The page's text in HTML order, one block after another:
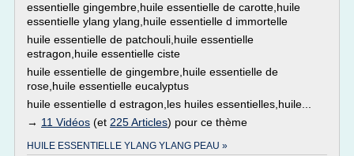
essentielle gingembre,huile essentielle de carotte,huile
essentielle ylang ylang,huile essentielle d immortelle
huile essentielle de patchouli,huile essentielle
estragon,huile essentielle ciste
huile essentielle de gingembre,huile essentielle de
rose,huile essentielle eucalyptus
huile essentielle d estragon,les huiles essentielles,huile...
→ 11 Vidéos (et 225 Articles) pour ce thème
HUILE ESSENTIELLE YLANG YLANG PEAU »